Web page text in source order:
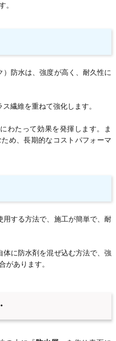
。
防水は、強度が高く、耐久性に
繊維を重ねて強化します。
わたって効果を発揮します。ま
め、長期的なコストパフォーマ
用する方法で、施工が簡単で、耐
体に防水剤を混ぜ込む方法で、強
があります。